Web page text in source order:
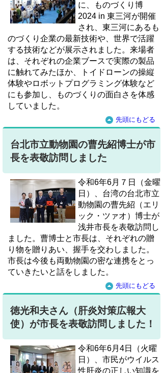
に、ものづくり博
2024 in 東三河が開催
され、東三河にあるも
のづくり企業の最新技術や、世界で活躍
する技術などが展示されました。来場者
は、それぞれの企業ブースで実際の製品
に触れてみたほか、トイドローンの操縦
体験やロボットプログラミング体験など
にも参加し、ものづくりの面白さを体感
していました。
先頭にもどる
台北市立動物園の曹先紹博士が市
長を表敬訪問しました
令和6年6月７日（金曜
日）、台湾の台北市立
動物園の曹先紹（エリ
ック・ツァオ）博士が
浅井市長を表敬訪問し
ました。曹博士と市長は、それぞれの贈
り物を贈りあい、握手を交わしました。
市長は今後も両動物園の密な連携をとっ
ていきたいと話をしました。
先頭にもどる
徳光和夫さん（肝炎対策広報大
使）が市長を表敬訪問しました！
令和6年6月4日（火曜
日）、市民がウイルス
性肝炎の正しい知識を